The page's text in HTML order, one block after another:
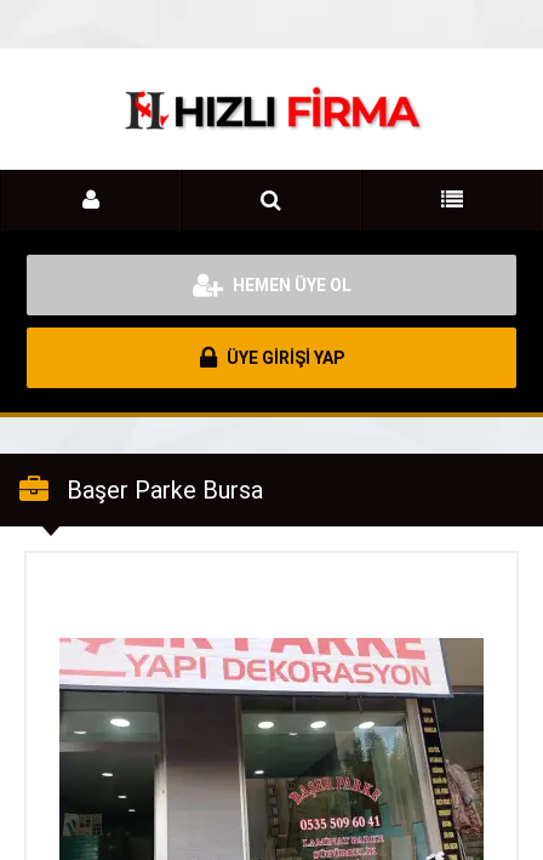
HEMEN ÜYE OL
ÜYE GİRİŞİ YAP
Başer Parke Bursa